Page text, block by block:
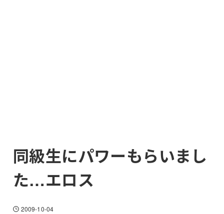
同級生にパワーもらいまし
た…エロス
2009-10-04